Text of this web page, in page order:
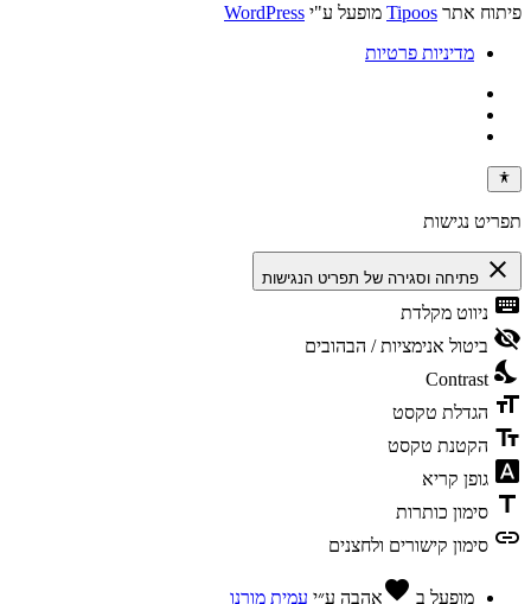
פיתוח אתר Tipoos מופעל ע"י WordPress
מדיניות פרטיות
תפריט נגישות
close פתיחה וסגירה של תפריט הנגישות
keyboard ניווט מקלדת
visibility_off ביטול אנימציות / הבהובים
nights_stay
Contrast
format_size הגדלת טקסט
text_fields הקטנת טקסט
font_download גופן קריא
title סימון כותרות
link סימון קישורים ולחצנים
מופעל ב favoriteאהבה ע״י עמית מורנו